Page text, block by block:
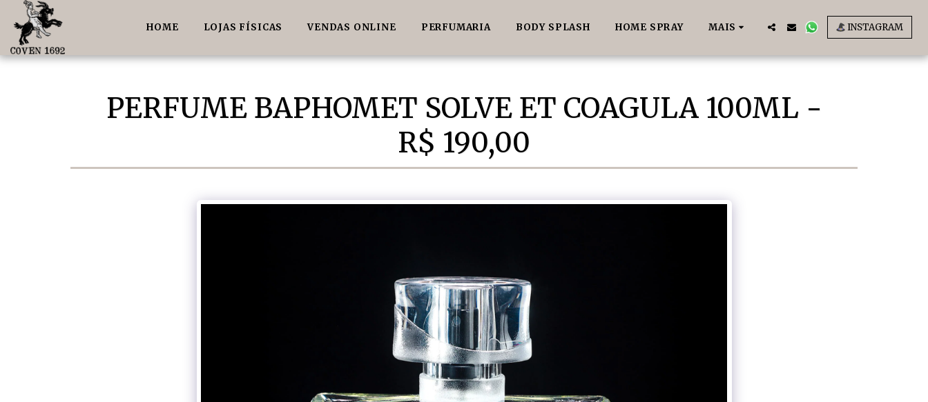
HOME LOJAS FÍSICAS VENDAS ONLINE PERFUMARIA BODY SPLASH HOME SPRAY MAIS INSTAGRAM
PERFUME BAPHOMET SOLVE ET COAGULA 100ML -
R$ 190,00